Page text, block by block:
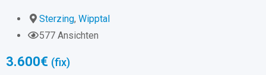
Sterzing, Wipptal
577 Ansichten
3.600€ (fix)